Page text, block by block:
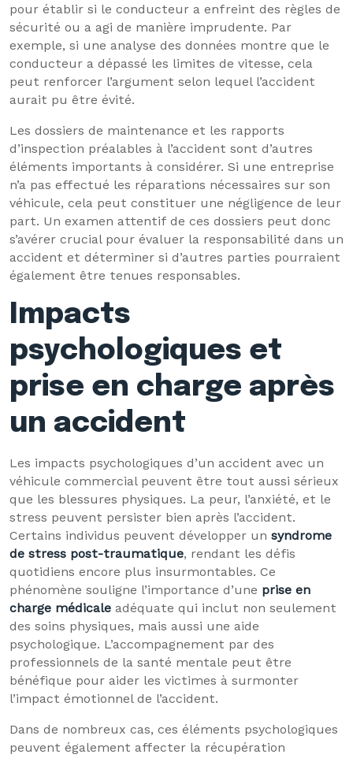
pour établir si le conducteur a enfreint des règles de
sécurité ou a agi de manière imprudente. Par
exemple, si une analyse des données montre que le
conducteur a dépassé les limites de vitesse, cela
peut renforcer l’argument selon lequel l’accident
aurait pu être évité.
Les dossiers de maintenance et les rapports
d’inspection préalables à l’accident sont d’autres
éléments importants à considérer. Si une entreprise
n’a pas effectué les réparations nécessaires sur son
véhicule, cela peut constituer une négligence de leur
part. Un examen attentif de ces dossiers peut donc
s’avérer crucial pour évaluer la responsabilité dans un
accident et déterminer si d’autres parties pourraient
également être tenues responsables.
Impacts
psychologiques et
prise en charge après
un accident
Les impacts psychologiques d’un accident avec un
véhicule commercial peuvent être tout aussi sérieux
que les blessures physiques. La peur, l’anxiété, et le
stress peuvent persister bien après l’accident.
Certains individus peuvent développer un syndrome
de stress post-traumatique, rendant les défis
quotidiens encore plus insurmontables. Ce
phénomène souligne l’importance d’une prise en
charge médicale adéquate qui inclut non seulement
des soins physiques, mais aussi une aide
psychologique. L’accompagnement par des
professionnels de la santé mentale peut être
bénéfique pour aider les victimes à surmonter
l’impact émotionnel de l’accident.
Dans de nombreux cas, ces éléments psychologiques
peuvent également affecter la récupération